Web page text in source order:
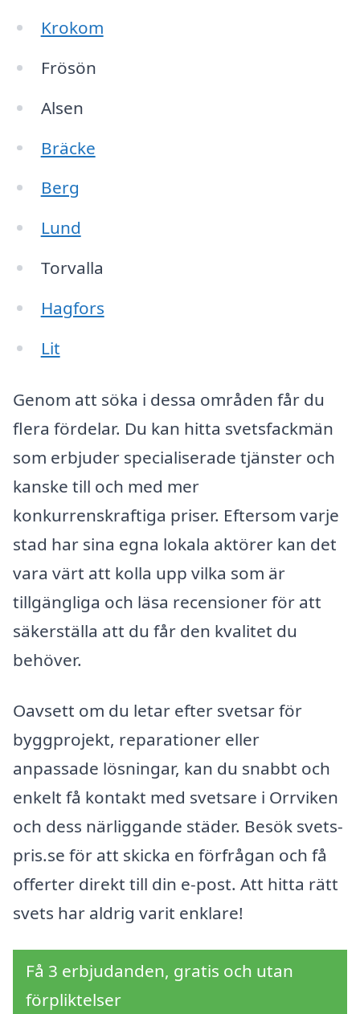
Krokom
Frösön
Alsen
Bräcke
Berg
Lund
Torvalla
Hagfors
Lit
Genom att söka i dessa områden får du
flera fördelar. Du kan hitta svetsfackmän
som erbjuder specialiserade tjänster och
kanske till och med mer
konkurrenskraftiga priser. Eftersom varje
stad har sina egna lokala aktörer kan det
vara värt att kolla upp vilka som är
tillgängliga och läsa recensioner för att
säkerställa att du får den kvalitet du
behöver.
Oavsett om du letar efter svetsar för
byggprojekt, reparationer eller
anpassade lösningar, kan du snabbt och
enkelt få kontakt med svetsare i Orrviken
och dess närliggande städer. Besök svets-
pris.se för att skicka en förfrågan och få
offerter direkt till din e-post. Att hitta rätt
svets har aldrig varit enklare!
Få 3 erbjudanden, gratis och utan
förpliktelser